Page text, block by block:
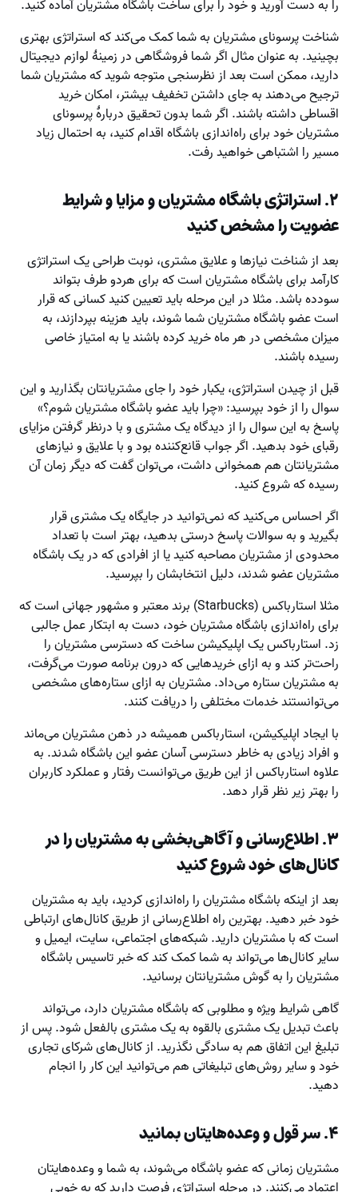
را به دست آورید و خود را برای ساخت باشگاه مشتریان آماده کنید.
شناخت پرسونای مشتریان به شما کمک می‌کند که استراتژی بهتری
بچینید. به عنوان مثال اگر شما فروشگاهی در زمینۀ لوازم دیجیتال
دارید، ممکن است بعد از نظرسنجی متوجه شوید که مشتریان شما
ترجیح می‌دهند به جای داشتن تخفیف بیشتر، امکان خرید
اقساطی داشته باشند. اگر شما بدون تحقیق دربارۀ پرسونای
مشتریان خود برای راه‌اندازی باشگاه اقدام کنید، به احتمال زیاد
مسیر را اشتباهی خواهید رفت.
۲.‌ استراتژی باشگاه مشتریان و مزایا و شرایط
عضویت را مشخص کنید
بعد از شناخت نیازها و علایق مشتری، نوبت طراحی یک استراتژی
کارآمد برای باشگاه مشتریان است که برای هردو طرف بتواند
سودده باشد. مثلا در این مرحله باید تعیین کنید کسانی که قرار
است عضو باشگاه مشتریان شما شوند، باید هزینه‌ بپردازند، به
میزان مشخصی در هر ماه خرید کرده باشند یا به امتیاز خاصی
رسیده باشند.
قبل از چیدن استراتژی، یکبار خود را جای مشتریانتان بگذارید و این
سوال را از خود بپرسید: «چرا باید عضو باشگاه مشتریان شوم؟»
پاسخ به این سوال را از دیدگاه یک مشتری و با درنظر گرفتن مزایای
رقبای خود بدهید. اگر جواب قانع‌کننده بود و با علایق و نیازهای
مشتریانتان هم همخوانی داشت، می‌توان گفت که دیگر زمان آن
رسیده که شروع کنید.
اگر احساس می‌کنید که نمی‌توانید در جایگاه یک مشتری قرار
بگیرید و به سوالات پاسخ درستی بدهید، بهتر است با تعداد
محدودی از مشتریان مصاحبه کنید یا از افرادی که در یک باشگاه
مشتریان عضو شدند، دلیل انتخابشان را بپرسید.
مثلا استارباکس (Starbucks) برند معتبر و مشهور جهانی است که
برای راه‌اندازی باشگاه مشتریان خود، دست به ابتکار عمل جالبی
زد. استارباکس یک اپلیکیشن ساخت که دسترسی مشتریان را
راحت‌تر کند و به ازای خریدهایی که درون برنامه صورت می‌گرفت،
به مشتریان ستاره می‌داد. مشتریان به ازای ستاره‌های مشخصی
می‌توانستند خدمات مختلفی را دریافت کنند.
با ایجاد اپلیکیشن، استارباکس همیشه در ذهن مشتریان می‌ماند
و افراد زیادی به خاطر دسترسی آسان عضو این باشگاه شدند. به
علاوه استارباکس از این طریق می‌توانست رفتار و عملکرد کاربران
را بهتر زیر نظر قرار دهد.
۳. اطلاعرسانی و آگاهیبخشی به مشتریان را در
کانالهای خود شروع کنید
بعد از اینکه باشگاه مشتریان را راه‌اندازی کردید، باید به مشتریان
خود خبر دهید. بهترین راه اطلاع‌رسانی از طریق کانال‌های ارتباطی
است که با مشتریان دارید. شبکه‌های اجتماعی، سایت، ایمیل و
سایر کانال‌ها می‌تواند به شما کمک کند که خبر تاسیس باشگاه
مشتریان را به گوش مشتریانتان برسانید.
گاهی شرایط ویژه و مطلوبی که باشگاه مشتریان دارد، می‌تواند
باعث تبدیل یک مشتری بالقوه به یک مشتری بالفعل شود. پس از
تبلیغ این اتفاق هم به سادگی نگذرید. از کانال‌های شرکای تجاری
خود و سایر روش‌های تبلیغاتی هم می‌توانید این کار را انجام
دهید.
۴. سر قول و وعدههایتان بمانید
مشتریان زمانی که عضو باشگاه می‌شوند، به شما و وعده‌هایتان